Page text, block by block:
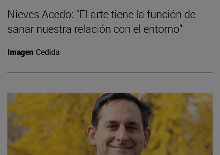
Nieves Acedo: "El arte tiene la función de
sanar nuestra relación con el entorno"
Imagen Cedida